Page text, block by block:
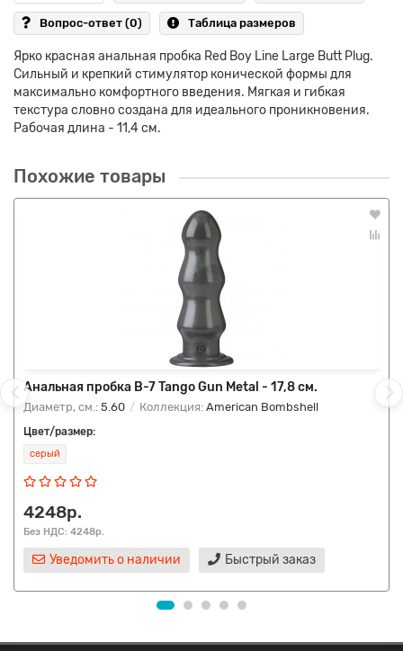
Вопрос-ответ (0) Таблица размеров
Ярко красная анальная пробка Red Boy Line Large Butt Plug.
Сильный и крепкий стимулятор конической формы для
максимально комфортного введения. Мягкая и гибкая
текстура словно создана для идеального проникновения.
Рабочая длина - 11,4 см.
Похожие товары
Анальная пробка B-7 Tango Gun Metal - 17,8 см.
Диаметр, см.: 5.60 Коллекция: American Bombshell
Цвет/размер:
серый
4248р.
Без НДС: 4248р.
Уведомить о наличии Быстрый заказ